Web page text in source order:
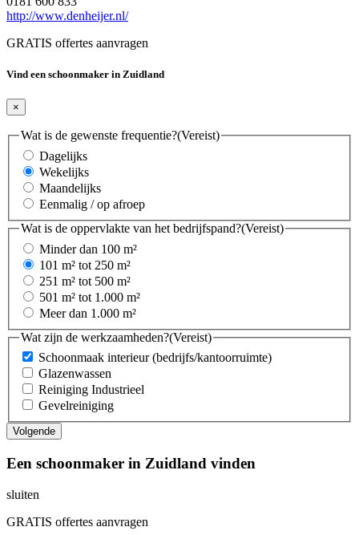
http://www.denheijer.nl/
GRATIS offertes aanvragen
Vind een schoonmaker in Zuidland
×
Wat is de gewenste frequentie?(Vereist)
Dagelijks
Wekelijks
Maandelijks
Eenmalig / op afroep
Wat is de oppervlakte van het bedrijfspand?(Vereist)
Minder dan 100 m²
101 m² tot 250 m²
251 m² tot 500 m²
501 m² tot 1.000 m²
Meer dan 1.000 m²
Wat zijn de werkzaamheden?(Vereist)
Schoonmaak interieur (bedrijfs/kantoorruimte)
Glazenwassen
Reiniging Industrieel
Gevelreiniging
Een schoonmaker in Zuidland vinden
sluiten
GRATIS offertes aanvragen